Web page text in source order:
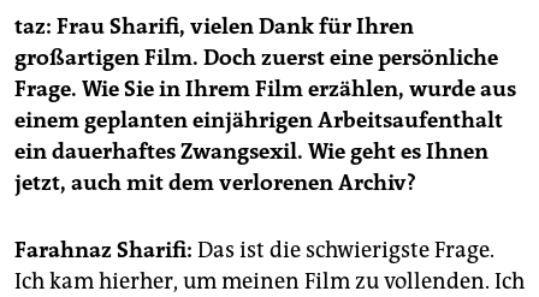
taz: Frau Sharifi, vielen Dank für Ihren
großartigen Film. Doch zuerst eine persönliche
Frage. Wie Sie in Ihrem Film erzählen, wurde aus
einem geplanten einjährigen Arbeitsaufenthalt
ein dauerhaftes Zwangsexil. Wie geht es Ihnen
jetzt, auch mit dem verlorenen Archiv?
Farahnaz Sharifi: Das ist die schwierigste Frage.
Ich kam hierher, um meinen Film zu vollenden. Ich